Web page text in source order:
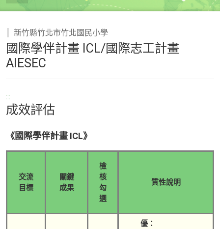
新竹縣竹北市竹北國民小學
國際學伴計畫 ICL/國際志工計畫
AIESEC
:::
成效評估
《國際學伴計畫 ICL》
交流
目標
關鍵
成果
檢
核
勾
選
質性說明
優：